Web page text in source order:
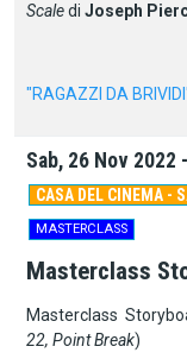
ScalediJoseph
"RAGAZZI DA
Sab, 26 Nov 2022
CASA DEL CINEMA -
MASTERCLASS
Masterclass
Masterclass
22, Point Break)